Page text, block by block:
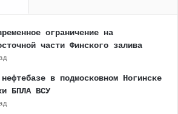
ограничение на
части Финского залива
в подмосковном Ногинске
БПЛА ВСУ